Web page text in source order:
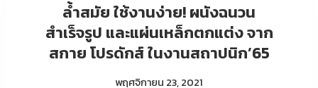
ล้ำสมัย ใช้งานง่าย! ผนังฉนวน
สำเร็จรูป และแผ่นเหล็กตกแต่ง จาก
สกาย โปรดักส์ ในงานสถาปนิก’65
พฤศจิกายน 23, 2021